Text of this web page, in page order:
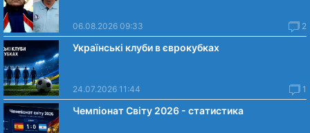
06.08.2026 09:33 2
Українські клуби в єврокубках
24.07.2026 11:44 1
Чемпіонат Світу 2026 - статистика